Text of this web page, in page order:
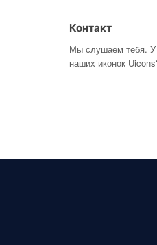
Контакт
Мы слушаем тебя. У
наших иконок